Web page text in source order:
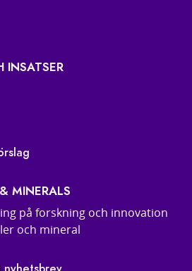
INSATSER
MINERALS
på forskning och innovation
och mineral